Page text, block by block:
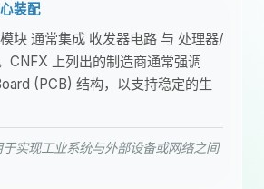
装配
块 通常集成 收发器电路 与 处理器/
CNFX 上列出的制造商通常强调
(PCB) 结构，以支持稳定的生
实现工业系统与外部设备或网络之间